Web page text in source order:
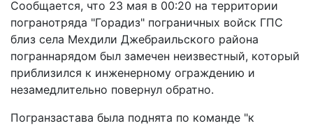
Сообщается, что 23 мая в 00:20 на территории
погранотряда "Горадиз" пограничных войск ГПС
близ села Мехдили Джебраильского района
пограннарядом был замечен неизвестный, который
приблизился к инженерному ограждению и
незамедлительно повернул обратно.
Погранзастава была поднята по команде "к